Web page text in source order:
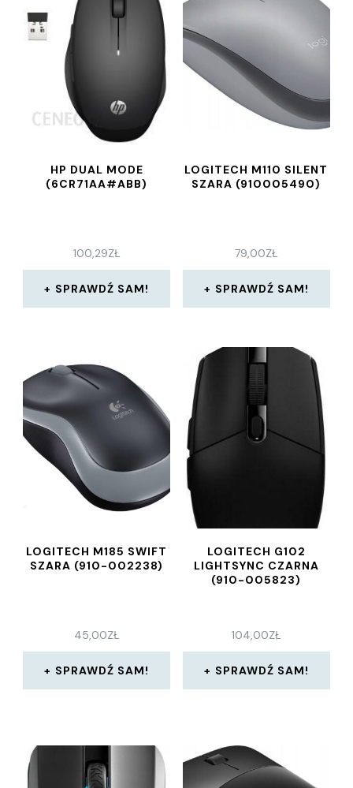
HP DUAL MODE
(6CR71AA#ABB)
100,29ZŁ
SPRAWDŹ SAM!
LOGITECH M110 SILENT
SZARA (910005490)
79,00ZŁ
SPRAWDŹ SAM!
LOGITECH M185 SWIFT
SZARA (910-002238)
45,00ZŁ
SPRAWDŹ SAM!
LOGITECH G102
LIGHTSYNC CZARNA
(910-005823)
104,00ZŁ
SPRAWDŹ SAM!